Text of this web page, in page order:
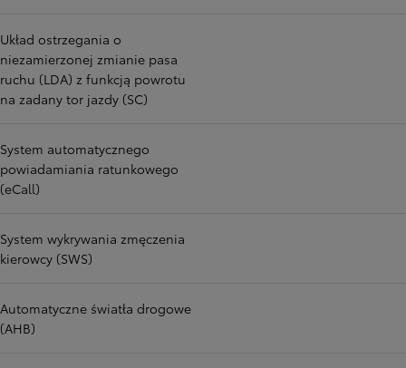
Układ ostrzegania o
niezamierzonej zmianie pasa
ruchu (LDA) z funkcją powrotu
na zadany tor jazdy (SC)
System automatycznego
powiadamiania ratunkowego
(eCall)
System wykrywania zmęczenia
kierowcy (SWS)
Automatyczne światła drogowe
(AHB)